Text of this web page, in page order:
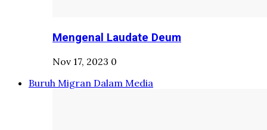
Mengenal Laudate Deum
Nov 17, 2023 0
Buruh Migran Dalam Media